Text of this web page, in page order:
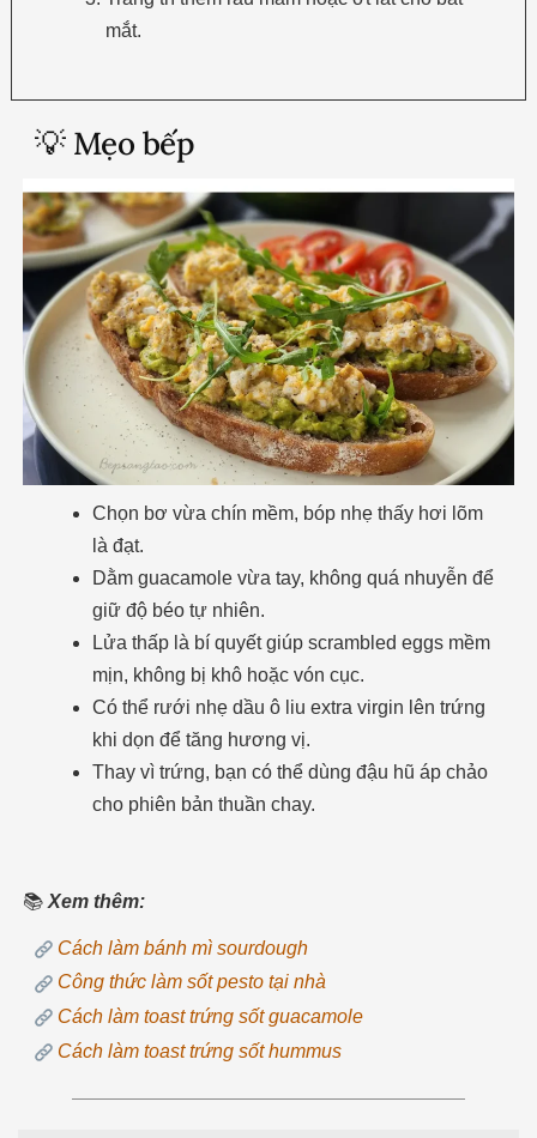
mắt.
💡 Mẹo bếp
Chọn bơ vừa chín mềm, bóp nhẹ thấy hơi lõm
là đạt.
Dằm guacamole vừa tay, không quá nhuyễn để
giữ độ béo tự nhiên.
Lửa thấp là bí quyết giúp scrambled eggs mềm
mịn, không bị khô hoặc vón cục.
Có thể rưới nhẹ dầu ô liu extra virgin lên trứng
khi dọn để tăng hương vị.
Thay vì trứng, bạn có thể dùng đậu hũ áp chảo
cho phiên bản thuần chay.
📚 Xem thêm:
Cách làm bánh mì sourdough
Công thức làm sốt pesto tại nhà
Cách làm toast trứng sốt guacamole
Cách làm toast trứng sốt hummus